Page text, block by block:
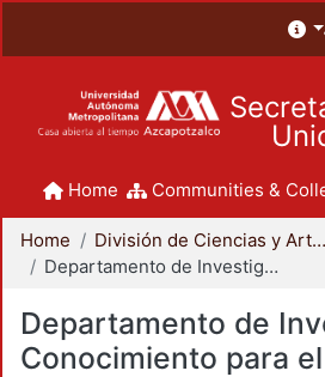
Home Communities &
Home
División de Ciencias y Artes para el Diseño
Departamento de Investigación y Conocimiento para el Diseño
Departamento de
Conocimiento para